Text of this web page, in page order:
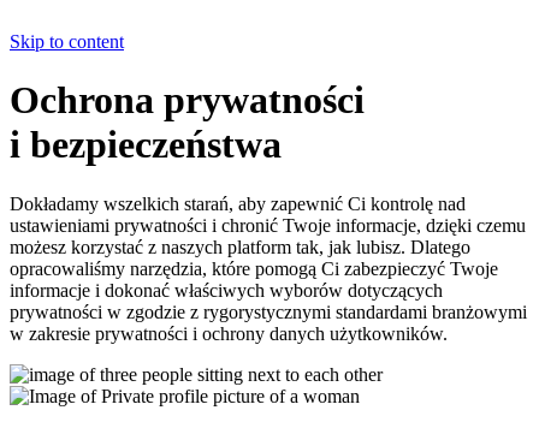
Skip to content
Ochrona prywatności
i bezpieczeństwa
Dokładamy wszelkich starań, aby zapewnić Ci kontrolę nad
ustawieniami prywatności i chronić Twoje informacje, dzięki czemu
możesz korzystać z naszych platform tak, jak lubisz. Dlatego
opracowaliśmy narzędzia, które pomogą Ci zabezpieczyć Twoje
informacje i dokonać właściwych wyborów dotyczących
prywatności w zgodzie z rygorystycznymi standardami branżowymi
w zakresie prywatności i ochrony danych użytkowników.